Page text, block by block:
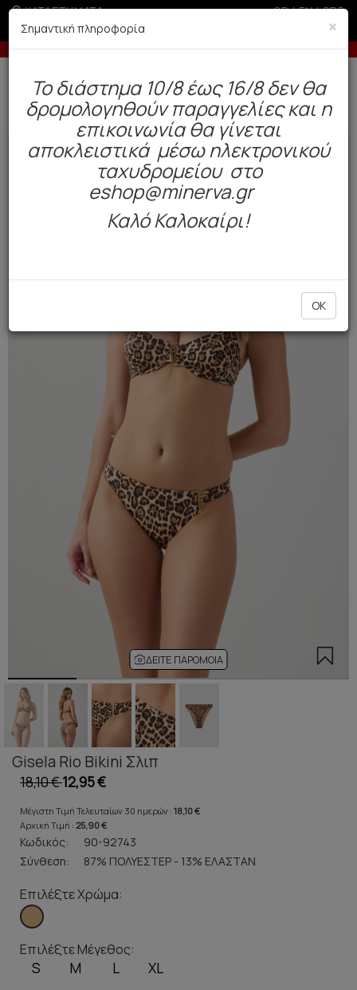
ΚΑΤΑΣΤΗΜΑΤΑ GR|EN|SRB
πιστωτική άνω των 100€ Έως 3 άτοκες δόσεις
Δωρεάν αποστολή άνω των 49€. Παράδοση σε 3-5 εργάσιμες.
Μαγιό Γυναικεία Μπικίνι
NEW
ΔΕΊΤΕ ΠΑΡΌΜΟΙΑ
Gisela Rio Bikini Σλιπ
18,10 €12,95 €
Μέγιστη Τιμή Τελευταίων 30 ημερών : 18,10 €
Αρχική Τιμή : 25,90 €
Κωδικός:
90-92743
Σύνθεση:
87% ΠΟΛΥΕΣΤΕΡ - 13% ΕΛΑΣΤΑΝ
Επιλέξτε Χρώμα:
Επιλέξτε Μέγεθος:
S M L XL
×
Σημαντική πληροφορία
To διάστημα 10/8 έως 16/8 δεν θα
δρομολογηθούν παραγγελίες και η
επικοινωνία θα γίνεται
αποκλειστικά μέσω ηλεκτρονικού
ταχυδρομείου στο
eshop@minerva.gr
Καλό Καλοκαίρι!
OK